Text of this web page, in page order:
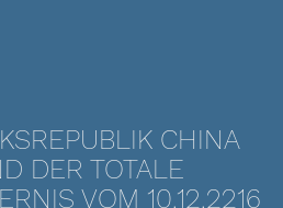
CHINA
DER TOTALE
VOM 10.12.2216